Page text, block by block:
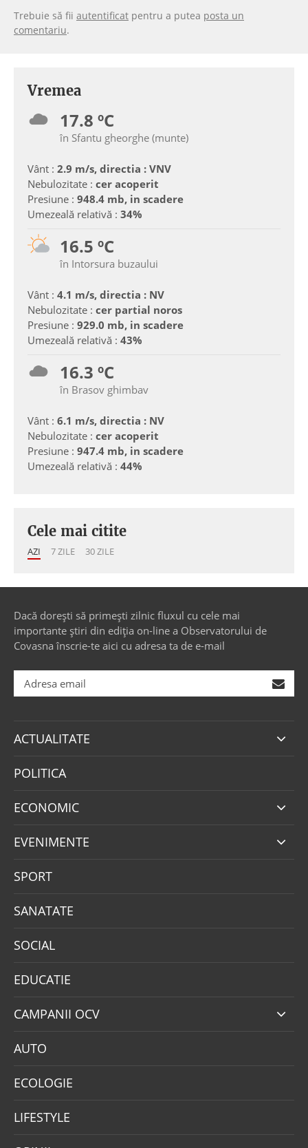
Trebuie să fii autentificat pentru a putea posta un
comentariu.
Vremea
17.8 ºC
în Sfantu gheorghe (munte)
Vânt : 2.9 m/s, directia : VNV
Nebulozitate : cer acoperit
Presiune : 948.4 mb, in scadere
Umezeală relativă : 34%
16.5 ºC
în Intorsura buzaului
Vânt : 4.1 m/s, directia : NV
Nebulozitate : cer partial noros
Presiune : 929.0 mb, in scadere
Umezeală relativă : 43%
16.3 ºC
în Brasov ghimbav
Vânt : 6.1 m/s, directia : NV
Nebulozitate : cer acoperit
Presiune : 947.4 mb, in scadere
Umezeală relativă : 44%
Cele mai citite
AZI 7 ZILE 30 ZILE
Dacă dorești să primești zilnic fluxul cu cele mai
importante știri din ediția on-line a Observatorului de
Covasna înscrie-te aici cu adresa ta de e-mail
ACTUALITATE
POLITICA
ECONOMIC
EVENIMENTE
SPORT
SANATATE
SOCIAL
EDUCATIE
CAMPANII OCV
AUTO
ECOLOGIE
LIFESTYLE